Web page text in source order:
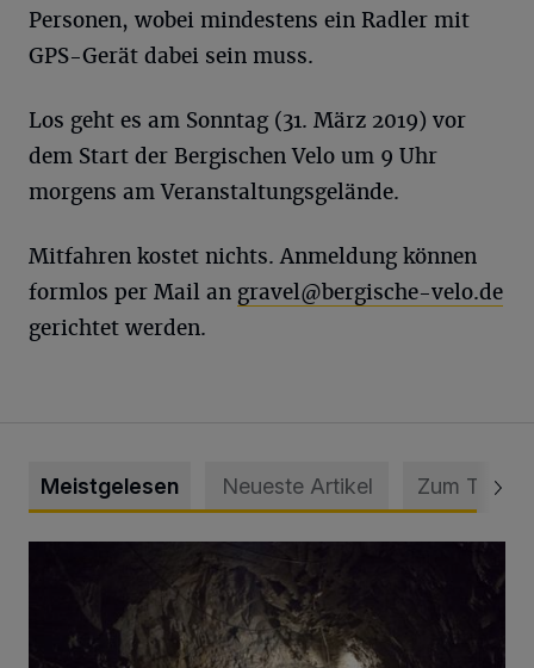
Personen, wobei mindestens ein Radler mit
GPS-Gerät dabei sein muss.
Los geht es am Sonntag (31. März 2019) vor
dem Start der Bergischen Velo um 9 Uhr
morgens am Veranstaltungsgelände.
Mitfahren kostet nichts. Anmeldung können
formlos per Mail an gravel@bergische-velo.de
gerichtet werden.
Meistgelesen Neueste Artikel Zum Thema